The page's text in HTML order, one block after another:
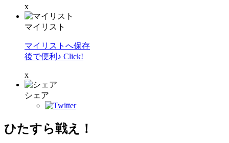
x
マイリスト
マイリストへ保存
後で便利♪ Click!
x
シェア
ひたすら戦え！